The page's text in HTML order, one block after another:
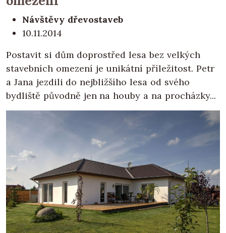
Návštěvy dřevostaveb
10.11.2014
Postavit si dům doprostřed lesa bez velkých
stavebních omezení je unikátní příležitost. Petr
a Jana jezdili do nejbližšího lesa od svého
bydliště původně jen na houby a na procházky...